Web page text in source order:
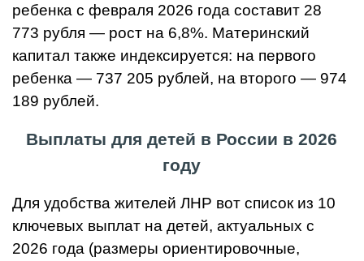
ребенка с февраля 2026 года составит 28
773 рубля — рост на 6,8%. Материнский
капитал также индексируется: на первого
ребенка — 737 205 рублей, на второго — 974
189 рублей.
Выплаты для детей в России в 2026
году
Для удобства жителей ЛНР вот список из 10
ключевых выплат на детей, актуальных с
2026 года (размеры ориентировочные,